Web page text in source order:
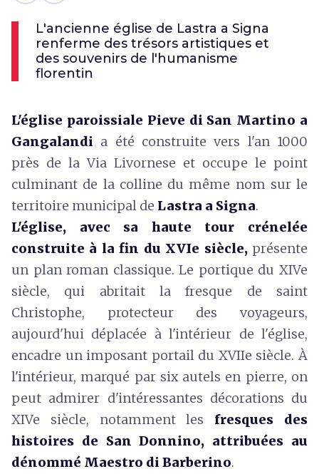
L'ancienne église de Lastra a Signa
renferme des trésors artistiques et
des souvenirs de l'humanisme
florentin
L'église paroissiale Pieve di San Martino a
Gangalandi a été construite vers l'an 1000
près de la Via Livornese et occupe le point
culminant de la colline du même nom sur le
territoire municipal de Lastra a Signa.
L'église, avec sa haute tour crénelée
construite à la fin du XVIe siècle,présente
un plan roman classique. Le portique du XIVe
siècle, qui abritait la fresque de saint
Christophe, protecteur des voyageurs,
aujourd'hui déplacée à l'intérieur de l'église,
encadre un imposant portail du XVIIe siècle. À
l'intérieur, marqué par six autels en pierre, on
peut admirer d'intéressantes décorations du
XIVe siècle, notamment les fresques des
histoires de San Donnino, attribuées au
dénommé Maestro di Barberino.